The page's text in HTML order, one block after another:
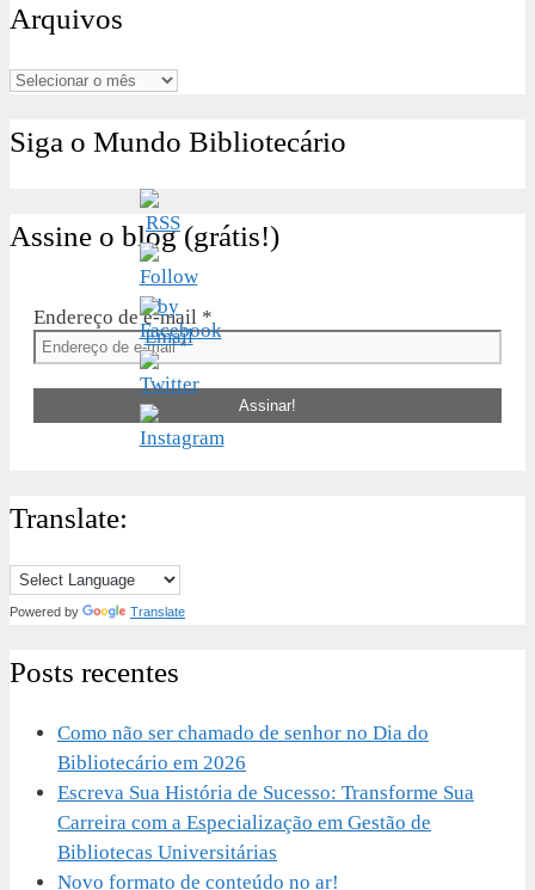
Arquivos
Arquivos
Siga o Mundo Bibliotecário
Assine o blog (grátis!)
Endereço de e-mail *
Translate:
Powered by Translate
Posts recentes
Como não ser chamado de senhor no Dia do
Bibliotecário em 2026
Escreva Sua História de Sucesso: Transforme Sua
Carreira com a Especialização em Gestão de
Bibliotecas Universitárias
Novo formato de conteúdo no ar!